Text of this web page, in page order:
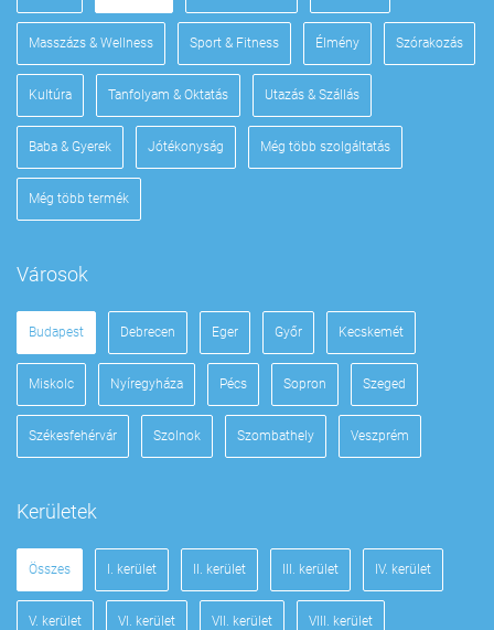
Masszázs & Wellness Sport & Fitness Élmény Szórakozás
Kultúra Tanfolyam & Oktatás Utazás & Szállás
Baba & Gyerek Jótékonyság Még több szolgáltatás
Még több termék
Városok
Budapest Debrecen Eger Győr Kecskemét
Miskolc Nyíregyháza Pécs Sopron Szeged
Székesfehérvár Szolnok Szombathely Veszprém
Kerületek
Összes I. kerület II. kerület III. kerület IV. kerület
V. kerület VI. kerület VII. kerület VIII. kerület